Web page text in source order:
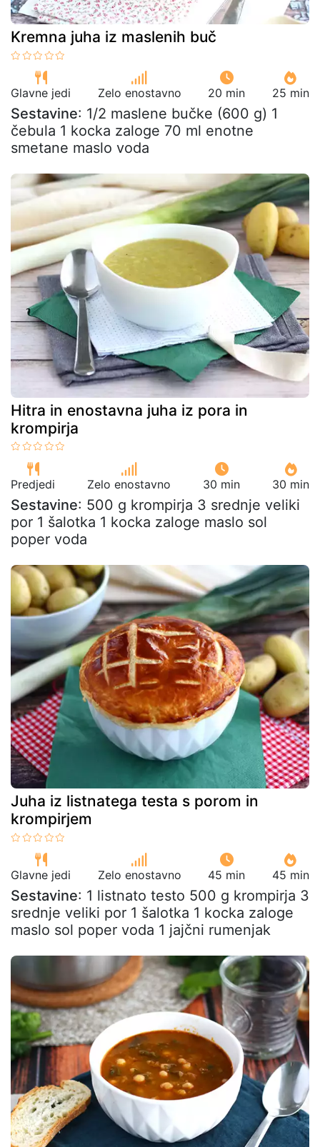
Kremna juha iz maslenih buč
Glavne jedi Zelo enostavno 20 min 25 min
Sestavine: 1/2 maslene bučke (600 g) 1
čebula 1 kocka zaloge 70 ml enotne
smetane maslo voda
Hitra in enostavna juha iz pora in
krompirja
Predjedi Zelo enostavno 30 min 30 min
Sestavine: 500 g krompirja 3 srednje veliki
por 1 šalotka 1 kocka zaloge maslo sol
poper voda
Juha iz listnatega testa s porom in
krompirjem
Glavne jedi Zelo enostavno 45 min 45 min
Sestavine: 1 listnato testo 500 g krompirja 3
srednje veliki por 1 šalotka 1 kocka zaloge
maslo sol poper voda 1 jajčni rumenjak